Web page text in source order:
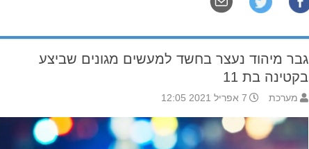
גבר מיהוד נעצר בחשד למעשים מגונים שביצע
בקטינה בת 11
מערכת 7 אפריל 2021 12:05